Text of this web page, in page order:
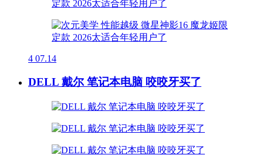
4 07.14
DELL 戴尔 笔记本电脑 咬咬牙买了